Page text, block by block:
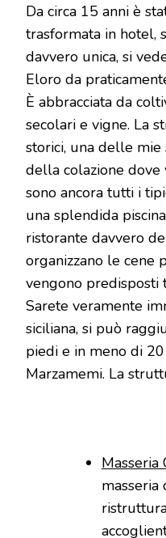
Da circa 15 anni è
trasformata in hotel,
davvero unica, si
Eloro da
È abbracciata da
secolari e vigne. La
storici, una delle
della colazione dove
sono ancora tutti i
una splendida
ristorante davvero
organizzano le cene
vengono
Sarete veramente
siciliana, si può
piedi e in meno di
Marzamemi. La
Masseria